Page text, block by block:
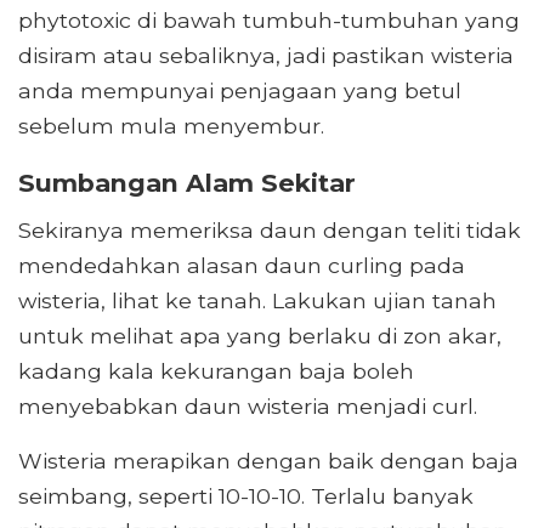
phytotoxic di bawah tumbuh-tumbuhan yang
disiram atau sebaliknya, jadi pastikan wisteria
anda mempunyai penjagaan yang betul
sebelum mula menyembur.
Sumbangan Alam Sekitar
Sekiranya memeriksa daun dengan teliti tidak
mendedahkan alasan daun curling pada
wisteria, lihat ke tanah. Lakukan ujian tanah
untuk melihat apa yang berlaku di zon akar,
kadang kala kekurangan baja boleh
menyebabkan daun wisteria menjadi curl.
Wisteria merapikan dengan baik dengan baja
seimbang, seperti 10-10-10. Terlalu banyak